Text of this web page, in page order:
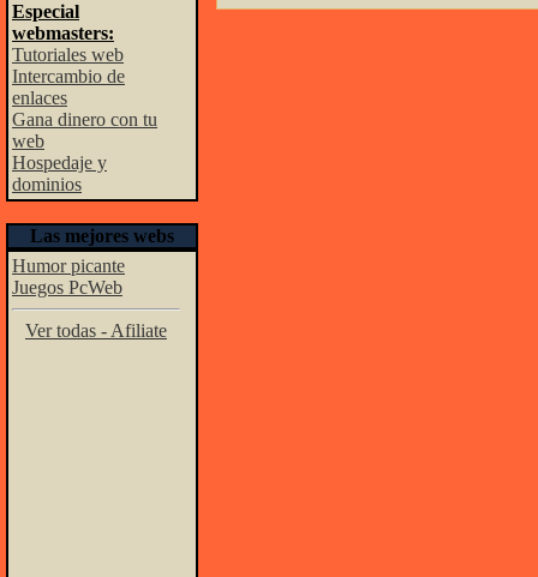
Especial
webmasters:
Tutoriales web
Intercambio de
enlaces
Gana dinero con tu
web
Hospedaje y
dominios
Las mejores webs
Humor picante
Juegos PcWeb
Ver todas - Afiliate